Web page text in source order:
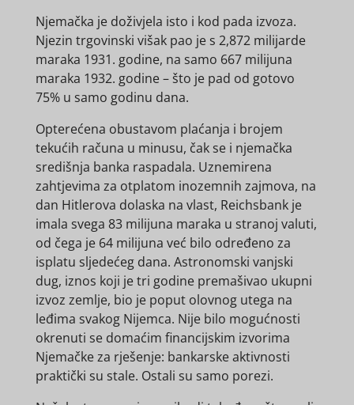
Njemačka je doživjela isto i kod pada izvoza.
Njezin trgovinski višak pao je s 2,872 milijarde
maraka 1931. godine, na samo 667 milijuna
maraka 1932. godine – što je pad od gotovo
75% u samo godinu dana.
Opterećena obustavom plaćanja i brojem
tekućih računa u minusu, čak se i njemačka
središnja banka raspadala. Uznemirena
zahtjevima za otplatom inozemnih zajmova, na
dan Hitlerova dolaska na vlast, Reichsbank je
imala svega 83 milijuna maraka u stranoj valuti,
od čega je 64 milijuna već bilo određeno za
isplatu sljedećeg dana. Astronomski vanjski
dug, iznos koji je tri godine premašivao ukupni
izvoz zemlje, bio je poput olovnog utega na
leđima svakog Nijemca. Nije bilo mogućnosti
okrenuti se domaćim financijskim izvorima
Njemačke za rješenje: bankarske aktivnosti
praktički su stale. Ostali su samo porezi.